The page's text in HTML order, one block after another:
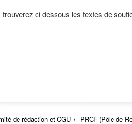
trouverez ci dessous les textes de
de rédaction et CGU PRCF (Pôle de